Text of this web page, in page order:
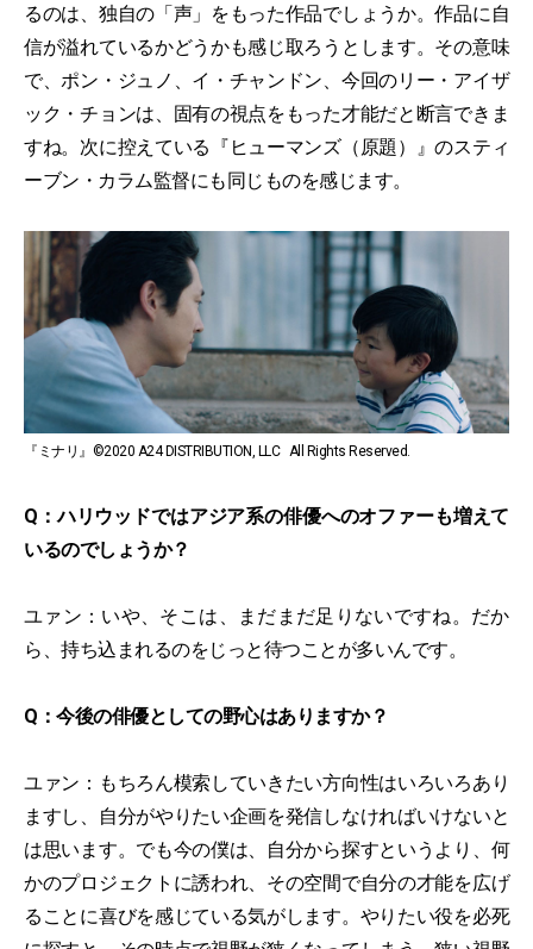
るのは、独自の「声」をもった作品でしょうか。作品に自
信が溢れているかどうかも感じ取ろうとします。その意味
で、ポン・ジュノ、イ・チャンドン、今回のリー・アイザ
ック・チョンは、固有の視点をもった才能だと断言できま
すね。次に控えている『ヒューマンズ（原題）』のスティ
ーブン・カラム監督にも同じものを感じます。
『ミナリ』©2020 A24 DISTRIBUTION, LLC All Rights Reserved.
Q：ハリウッドではアジア系の俳優へのオファーも増えて
いるのでしょうか？
ユァン：いや、そこは、まだまだ足りないですね。だか
ら、持ち込まれるのをじっと待つことが多いんです。
Q：今後の俳優としての野心はありますか？
ユァン：もちろん模索していきたい方向性はいろいろあり
ますし、自分がやりたい企画を発信しなければいけないと
は思います。でも今の僕は、自分から探すというより、何
かのプロジェクトに誘われ、その空間で自分の才能を広げ
ることに喜びを感じている気がします。やりたい役を必死